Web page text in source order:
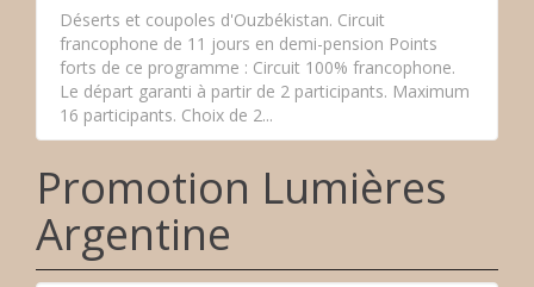
Déserts et coupoles d'Ouzbékistan. Circuit
francophone de 11 jours en demi-pension Points
forts de ce programme : Circuit 100% francophone.
Le départ garanti à partir de 2 participants. Maximum
16 participants. Choix de 2...
Promotion Lumières
Argentine